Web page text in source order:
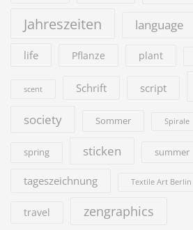
Jahreszeiten language
life Pflanze plant
scent Schrift script
society Sommer Spirale
spring sticken summer
tageszeichnung Textile Art Berlin
travel zengraphics